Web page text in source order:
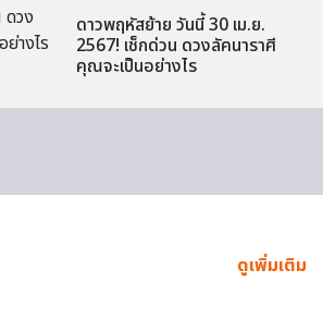
ดาวพฤหัสย้าย วันนี้ 30 เม.ย.
2567! เช็กด่วน ดวงลัคนาราศี
คุณจะเป็นอย่างไร
ดูเพิ่มเติม